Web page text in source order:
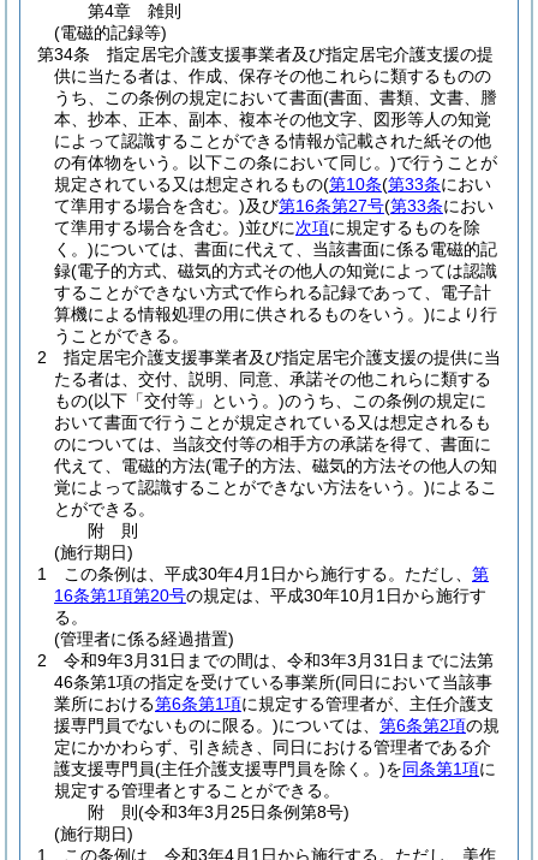
第4章
雑則
(電磁的記録等)
第34条
指定居宅介護支援事業者及び指定居宅介護支援の提
供に当たる者は、作成、保存その他これらに類するものの
うち、この条例の規定において書面(書面、書類、文書、謄
本、抄本、正本、副本、複本その他文字、図形等人の知覚
によって認識することができる情報が記載された紙その他
の有体物をいう。以下この条において同じ。)で行うことが
規定されている又は想定されるもの(第10条(第33条におい
て準用する場合を含む。)及び第16条第27号(第33条におい
て準用する場合を含む。)並びに次項に規定するものを除
く。)については、書面に代えて、当該書面に係る電磁的記
録(電子的方式、磁気的方式その他人の知覚によっては認識
することができない方式で作られる記録であって、電子計
算機による情報処理の用に供されるものをいう。)により行
うことができる。
2
指定居宅介護支援事業者及び指定居宅介護支援の提供に当
たる者は、交付、説明、同意、承諾その他これらに類する
もの(以下「交付等」という。)のうち、この条例の規定に
おいて書面で行うことが規定されている又は想定されるも
のについては、当該交付等の相手方の承諾を得て、書面に
代えて、電磁的方法(電子的方法、磁気的方法その他人の知
覚によって認識することができない方法をいう。)によるこ
とができる。
附 則
(施行期日)
1
この条例は、平成30年4月1日から施行する。 ただし、 第
16条第1項第20号の規定は、平成30年10月1日から施行す
る。
(管理者に係る経過措置)
2
令和9年3月31日までの間は、令和3年3月31日までに法第
46条第1項の指定を受けている事業所(同日において当該事
業所における第6条第1項に規定する管理者が、主任介護支
援専門員でないものに限る。)については、 第6条第2項の規
定にかかわらず、引き続き、同日における管理者である介
護支援専門員(主任介護支援専門員を除く。)を同条第1項に
規定する管理者とすることができる。
附 則(令和3年3月25日条例第8号)
(施行期日)
1
この条例は、令和3年4月1日から施行する。 ただし、美作